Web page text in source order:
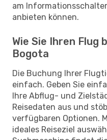
am
anbieten können.
Wie Sie Ihren Flug
Bogota
Die Buchung Ihrer
einfach. Geben Sie
Ihre Abflug- und
Reisedaten aus und
verfügbaren Optionen.
ideales Reiseziel